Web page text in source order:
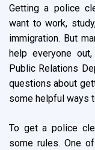
Getting a police
want to work,
immigration. But
help everyone
Public Relations
questions about
some helpful ways
To get a police
some rules. One